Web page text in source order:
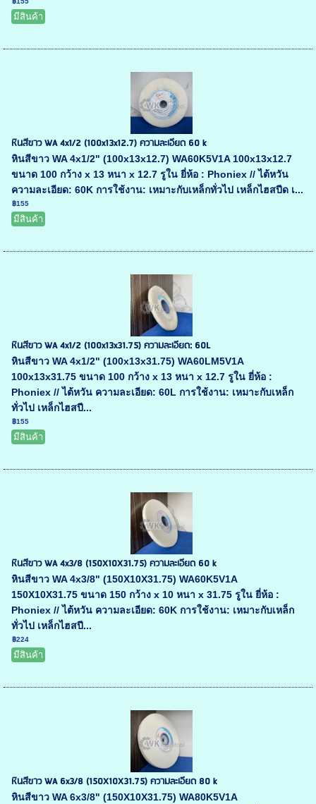
มีสินค้า
หินสีขาว WA 4x1/2 (100x13x12.7) ความละเอียด 60 k
หินสีขาว WA 4x1/2" (100x13x12.7) WA60K5V1A 100x13x12.7
ขนาด 100 กว้าง x 13 หนา x 12.7 รูใน ยี่ห้อ : Phoniex // ไต้หวัน
ความละเอียด: 60K การใช้งาน: เหมาะกับเหล็กทั่วไป เหล็กไฮสปีด เ...
฿155
มีสินค้า
หินสีขาว WA 4x1/2 (100x13x31.75) ความละเอียด: 60L
หินสีขาว WA 4x1/2" (100x13x31.75) WA60LM5V1A
100x13x31.75 ขนาด 100 กว้าง x 13 หนา x 12.7 รูใน ยี่ห้อ :
Phoniex // ไต้หวัน ความละเอียด: 60L การใช้งาน: เหมาะกับเหล็ก
ทั่วไป เหล็กไฮสปี...
฿155
มีสินค้า
หินสีขาว WA 4x3/8 (150X10X31.75) ความละเอียด 60 k
หินสีขาว WA 4x3/8" (150X10X31.75) WA60K5V1A
150X10X31.75 ขนาด 150 กว้าง x 10 หนา x 31.75 รูใน ยี่ห้อ :
Phoniex // ไต้หวัน ความละเอียด: 60K การใช้งาน: เหมาะกับเหล็ก
ทั่วไป เหล็กไฮสปี...
฿224
มีสินค้า
หินสีขาว WA 6x3/8 (150X10X31.75) ความละเอียด 80 k
หินสีขาว WA 6x3/8" (150X10X31.75) WA80K5V1A